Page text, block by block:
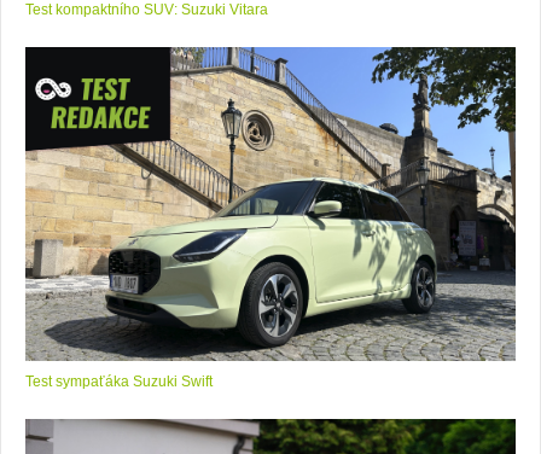
Test kompaktního SUV: Suzuki Vitara
Test sympaťáka Suzuki Swift